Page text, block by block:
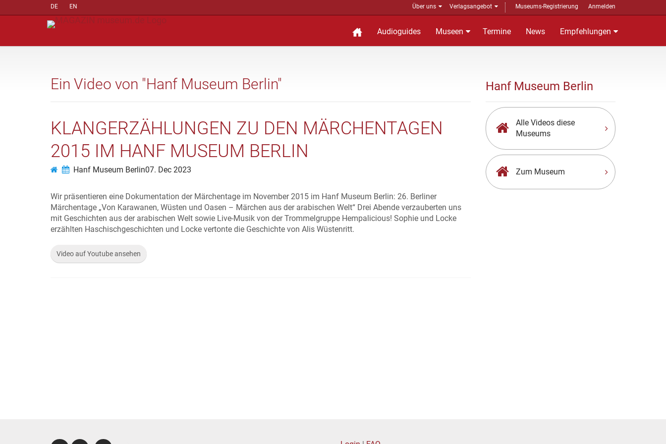
DE EN Über uns Verlagsangebot Museums-Registrierung Anmelden
Audioguides Museen Termine News Empfehlungen
Ein Video von "Hanf Museum Berlin"
KLANGERZÄHLUNGEN ZU DEN MÄRCHENTAGEN
2015 IM HANF MUSEUM BERLIN
Hanf Museum Berlin07. Dec 2023
Wir präsentieren eine Dokumentation der Märchentage im November 2015 im Hanf Museum Berlin: 26. Berliner
Märchentage „Von Karawanen, Wüsten und Oasen – Märchen aus der arabischen Welt“ Drei Abende verzauberten uns
mit Geschichten aus der arabischen Welt sowie Live-Musik von der Trommelgruppe Hempalicious! Sophie und Locke
erzählten Haschischgeschichten und Locke vertonte die Geschichte von Alis Wüstenritt.
Video auf Youtube ansehen
Hanf Museum Berlin
Alle Videos diese
Museums
Zum Museum